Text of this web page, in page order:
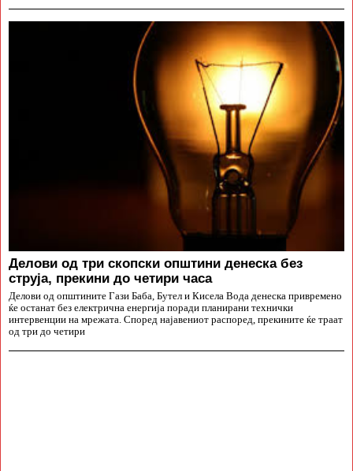
Делови од три скопски општини денеска без
струја, прекини до четири часа
Делови од општините Гази Баба, Бутел и Кисела Вода денеска привремено
ќе останат без електрична енергија поради планирани технички
интервенции на мрежата. Според најавениот распоред, прекините ќе траат
од три до четири